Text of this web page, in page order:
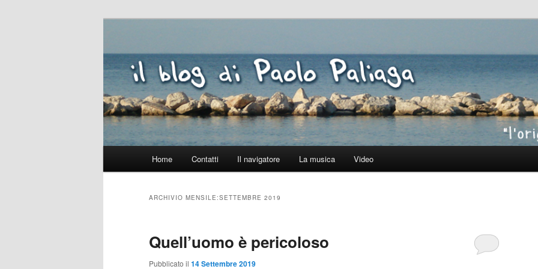
Il blog di Paolo Paliaga
Home Contatti Il navigatore La musica Video
ARCHIVIO MENSILE:SETTEMBRE 2019
Quell’uomo è pericoloso
Pubblicato il 14 Settembre 2019